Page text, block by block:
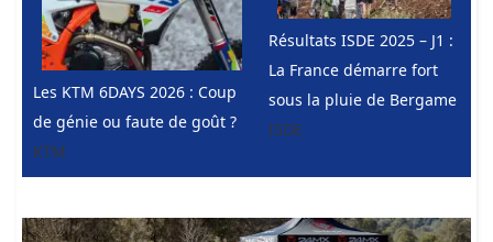
Les KTM 6DAYS 2026 : Coup
de génie ou faute de goût ?
KTM
Résultats ISDE 2025 – J1 :
La France démarre fort
sous la pluie de Bergame
ISDE